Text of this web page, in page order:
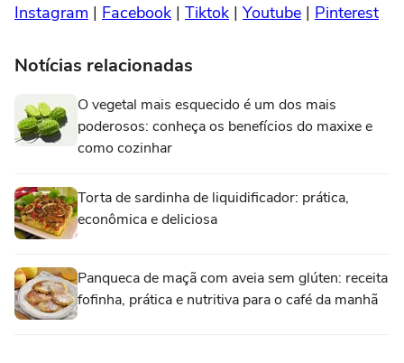
Instagram | Facebook | Tiktok | Youtube | Pinterest
Notícias relacionadas
O vegetal mais esquecido é um dos mais
poderosos: conheça os benefícios do maxixe e
como cozinhar
Torta de sardinha de liquidificador: prática,
econômica e deliciosa
Panqueca de maçã com aveia sem glúten: receita
fofinha, prática e nutritiva para o café da manhã